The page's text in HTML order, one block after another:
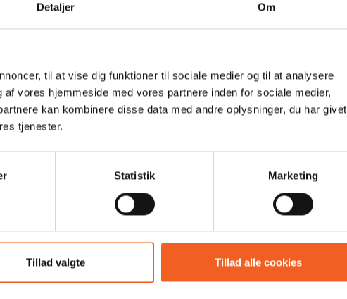
Detaljer Om
til at vise dig funktioner til sociale medier og til at analysere
vores hjemmeside med vores partnere inden for sociale medier,
kan kombinere disse data med andre oplysninger, du har givet
tjenester.
Statistik Marketing
Tillad valgte Tillad alle cookies